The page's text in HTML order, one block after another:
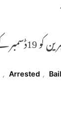
تھی
, Arrested ,